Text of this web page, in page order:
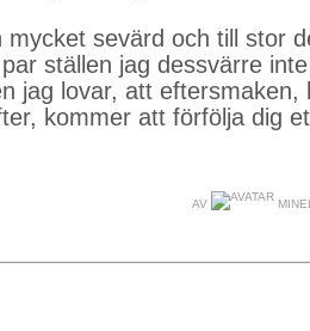
mycket sevärd och till stor
ställen jag dessvärre
jag lovar, att eftersmaken,
kommer att förfölja dig
AV